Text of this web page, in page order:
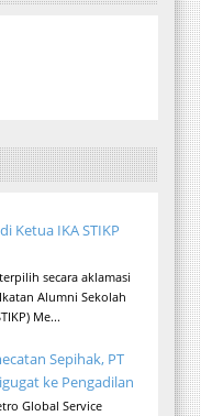
Ketua IKA STIKP
secara aklamasi
Alumni Sekolah
Me...
Sepihak, PT
ke Pengadilan
Global Service